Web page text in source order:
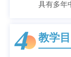
具有多年
4 教学